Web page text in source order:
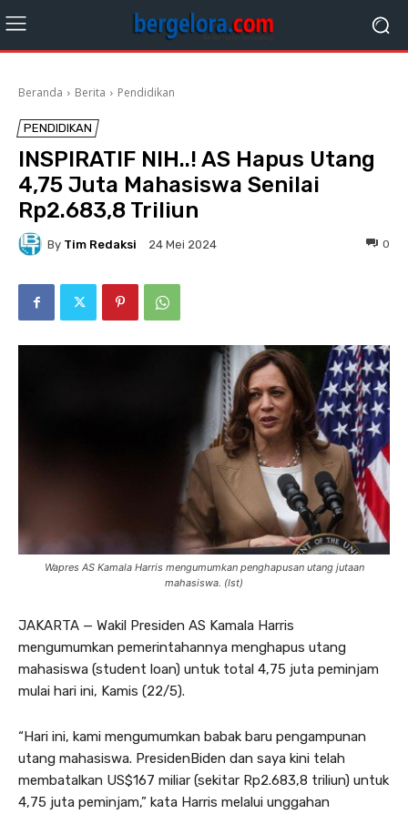
Beranda Berita Pendidikan
PENDIDIKAN
INSPIRATIF NIH..! AS Hapus Utang
4,75 Juta Mahasiswa Senilai
Rp2.683,8 Triliun
By Tim Redaksi 24 Mei 2024 0
Wapres AS Kamala Harris mengumumkan penghapusan utang jutaan
mahasiswa. (Ist)
JAKARTA — Wakil Presiden AS Kamala Harris
mengumumkan pemerintahannya menghapus utang
mahasiswa (student loan) untuk total 4,75 juta peminjam
mulai hari ini, Kamis (22/5).
“Hari ini, kami mengumumkan babak baru pengampunan
utang mahasiswa. PresidenBiden dan saya kini telah
membatalkan US$167 miliar (sekitar Rp2.683,8 triliun) untuk
4,75 juta peminjam,” kata Harris melalui unggahan